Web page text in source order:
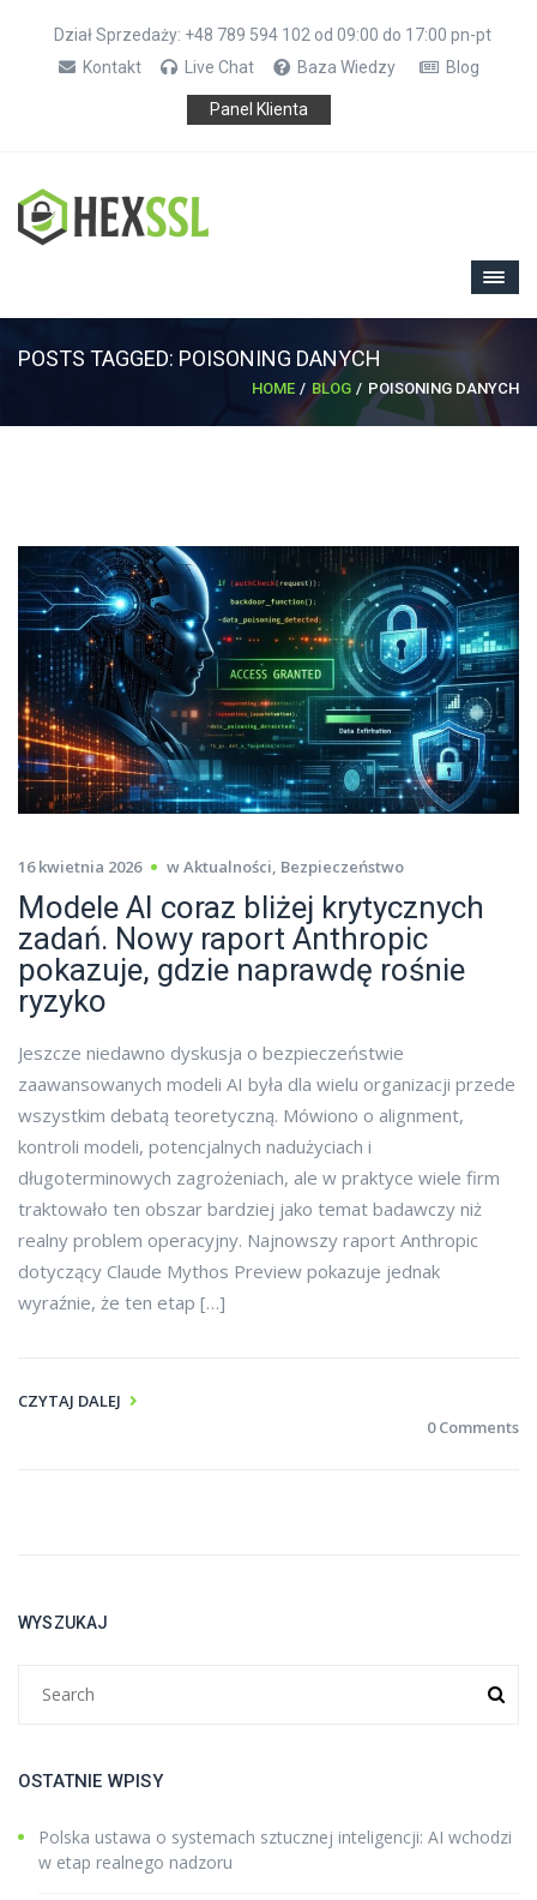
Dział Sprzedaży: +48 789 594 102 od 09:00 do 17:00 pn-pt
Kontakt
Live Chat Baza Wiedzy Blog
Panel Klienta
POSTS TAGGED: POISONING DANYCH
HOME BLOG POISONING DANYCH
16 kwietnia 2026 wAktualności Bezpieczeństwo
Modele AI coraz bliżej krytycznych
zadań. Nowy raport Anthropic
pokazuje, gdzie naprawdę rośnie
ryzyko
Jeszcze niedawno dyskusja o bezpieczeństwie
zaawansowanych modeli AI była dla wielu organizacji przede
wszystkim debatą teoretyczną. Mówiono o alignment,
kontroli modeli, potencjalnych nadużyciach i
długoterminowych zagrożeniach, ale w praktyce wiele firm
traktowało ten obszar bardziej jako temat badawczy niż
realny problem operacyjny. Najnowszy raport Anthropic
dotyczący Claude Mythos Preview pokazuje jednak
wyraźnie, że ten etap […]
CZYTAJ DALEJ
0 Comments
WYSZUKAJ
OSTATNIE WPISY
Polska ustawa o systemach sztucznej inteligencji: AI wchodzi
w etap realnego nadzoru